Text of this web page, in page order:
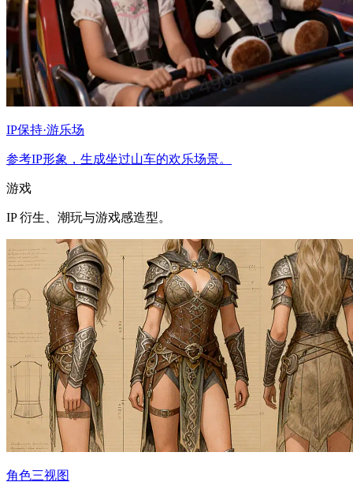
IP保持·游乐场
参考IP形象，生成坐过山车的欢乐场景。
游戏
IP 衍生、潮玩与游戏感造型。
角色三视图